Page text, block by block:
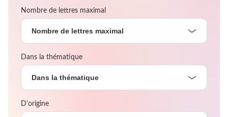
Nombre de lettres maximal
Nombre de lettres maximal
Dans la thématique
Dans la thématique
D'origine